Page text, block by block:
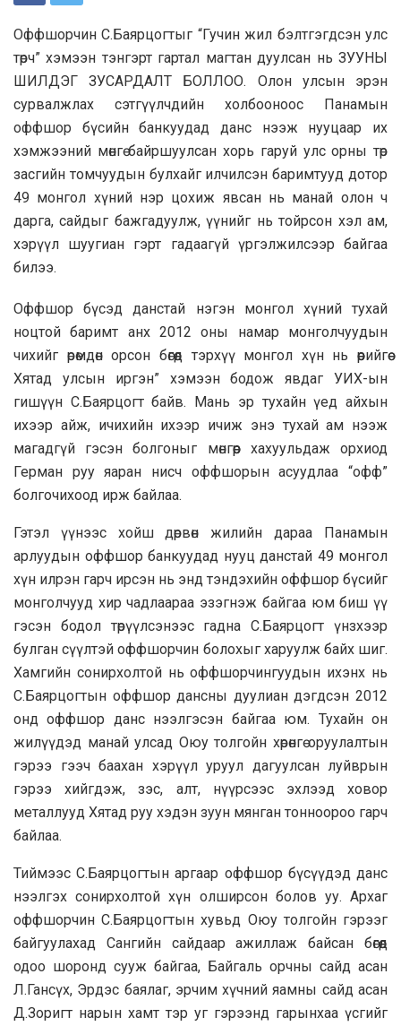
Оффшорчин С.Баярцогтыг “Гучин жил бэлтгэгдсэн улс
төрч” хэмээн тэнгэрт гартал магтан дуулсан нь ЗУУНЫ
ШИЛДЭГ ЗУСАРДАЛТ БОЛЛОО. Олон улсын эрэн
сурвалжлах сэтгүүлчдийн холбооноос Панамын
оффшор бүсийн банкуудад данс нээж нууцаар их
хэмжээний мөнгө байршуулсан хорь гаруй улс орны төр
засгийн томчуудын булхайг илчилсэн баримтууд дотор
49 монгол хүний нэр цохиж явсан нь манай олон ч
дарга, сайдыг бажгадуулж, үүнийг нь тойрсон хэл ам,
хэрүүл шуугиан гэрт гадаагүй үргэлжилсээр байгаа
билээ.
Оффшор бүсэд данстай нэгэн монгол хүний тухай
ноцтой баримт анх 2012 оны намар монголчуудын
чихийг өрөмдөн орсон бөгөөд тэрхүү монгол хүн нь өөрийгөө
Хятад улсын иргэн” хэмээн бодож явдаг УИХ-ын
гишүүн С.Баярцогт байв. Мань эр тухайн үед айхын
ихээр айж, ичихийн ихээр ичиж энэ тухай ам нээж
магадгүй гэсэн болгоныг мөнгөөр хахуульдаж орхиод
Герман руу яаран нисч оффшорын асуудлаа “офф”
болгочихоод ирж байлаа.
Гэтэл үүнээс хойш дөрвөн жилийн дараа Панамын
арлуудын оффшор банкуудад нууц данстай 49 монгол
хүн илрэн гарч ирсэн нь энд тэндэхийн оффшор бүсийг
монголчууд хир чадлаараа эзэгнэж байгаа юм биш үү
гэсэн бодол төрүүлсэнээс гадна С.Баярцогт үнзхээр
булган сүүлтэй оффшорчин болохыг харуулж байх шиг.
Хамгийн сонирхолтой нь оффшорчингуудын ихэнх нь
С.Баярцогтын оффшор дансны дуулиан дэгдсэн 2012
онд оффшор данс нээлгэсэн байгаа юм. Тухайн он
жилүүдэд манай улсад Оюу толгойн хөрөнгө оруулалтын
гэрээ гээч баахан хэрүүл уруул дагуулсан луйврын
гэрээ хийгдэж, зэс, алт, нүүрсээс эхлээд ховор
металлууд Хятад руу хэдэн зуун мянган тонноороо гарч
байлаа.
Тиймээс С.Баярцогтын аргаар оффшор бүсүүдэд данс
нээлгэх сонирхолтой хүн олширсон болов уу. Архаг
оффшорчин С.Баярцогтын хувьд Оюу толгойн гэрээг
байгуулахад Сангийн сайдаар ажиллаж байсан бөгөөд
одоо шоронд сууж байгаа, Байгаль орчны сайд асан
Л.Гансүх, Эрдэс баялаг, эрчим хүчний яамны сайд асан
Д.Зоригт нарын хамт тэр уг гэрээнд гарынхаа үсгийг